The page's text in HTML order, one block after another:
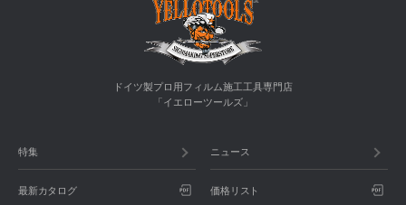
ドイツ製プロ用フィルム施工工具専門店
「イエローツールズ」
特集 ニュース
最新カタログ 価格リスト